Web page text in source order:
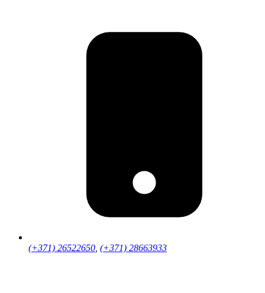
(+371) 26522650, (+371) 28663933